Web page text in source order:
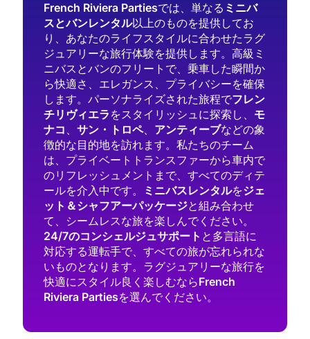
French Riviera Partiesでは、単なる ミニバ
スとバンレンタル以上のものを提供してお
り、あなたのライフスタイルに合わせたラグ
ジュアリーな旅行体験を提供します。高級ミ
ニバスとバンのフリートで、乗車した瞬間か
ら快適さ、エレガンス、プライバシーを確保
します。パーソナライズされた旅程でフレン
チリヴィエラ をスタイリッシュに探索し、 モ
ナコ 、 サン・トロペ、 アンティーブなどの象
徴的な目的地を訪れます。私たちのチーム
は、プライベートトランスファーから車内で
のリフレッシュメントまで、すべてのディテ
ールを介入中です。
ミニバスレンタルをジェ
ット＆シャフアーパッケージと組み合わせ
て、シームレスな旅を楽しんでください。
24/7のコンシェルジュサポート と多言語に
対応する運転手で、すべての旅が忘れられな
いものとなります。ラグジュアリーな旅行を
快適にスタイル良く楽しむならFrench
Riviera Partiesを選んでください。